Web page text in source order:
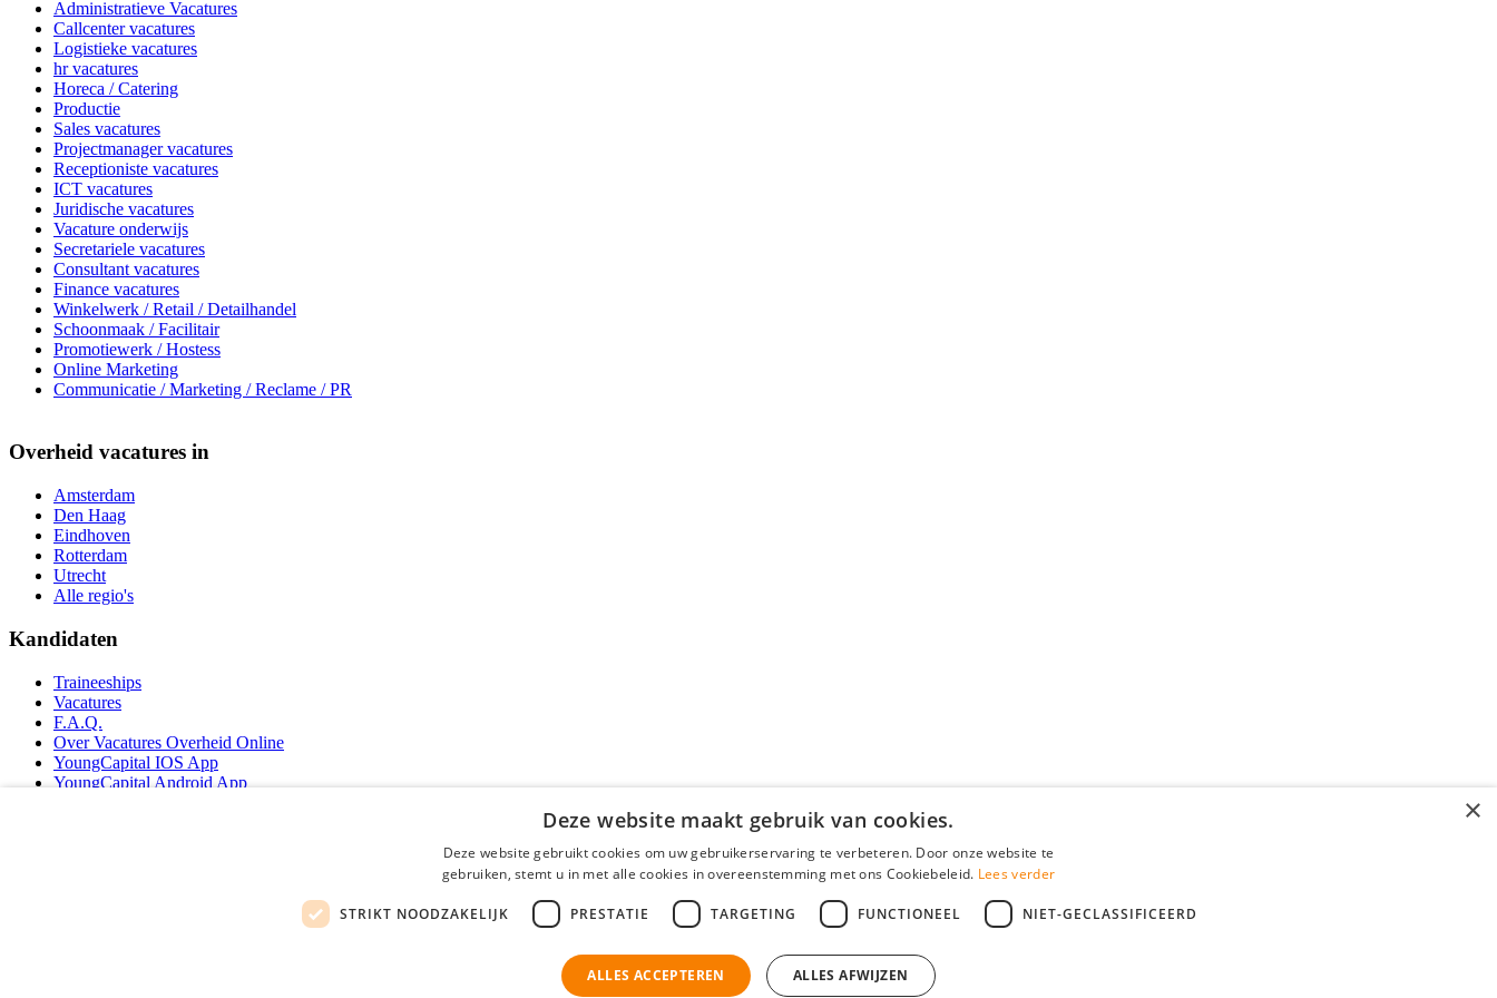
Administratieve Vacatures
Callcenter vacatures
Logistieke vacatures
hr vacatures
Horeca / Catering
Productie
Sales vacatures
Projectmanager vacatures
Receptioniste vacatures
ICT vacatures
Juridische vacatures
Vacature onderwijs
Secretariele vacatures
Consultant vacatures
Finance vacatures
Winkelwerk / Retail / Detailhandel
Schoonmaak / Facilitair
Promotiewerk / Hostess
Online Marketing
Communicatie / Marketing / Reclame / PR
Overheid vacatures in
Amsterdam
Den Haag
Eindhoven
Rotterdam
Utrecht
Alle regio's
Kandidaten
Traineeships
Vacatures
F.A.Q.
Over Vacatures Overheid Online
YoungCapital IOS App
YoungCapital Android App
×
Deze website maakt gebruik van cookies.
Deze website gebruikt cookies om uw gebruikerservaring te verbeteren. Door onze website te
gebruiken, stemt u in met alle cookies in overeenstemming met ons Cookiebeleid. Lees verder
STRIKT NOODZAKELIJK PRESTATIE TARGETING FUNCTIONEEL NIET-GECLASSIFICEERD
ALLES ACCEPTEREN ALLES AFWIJZEN